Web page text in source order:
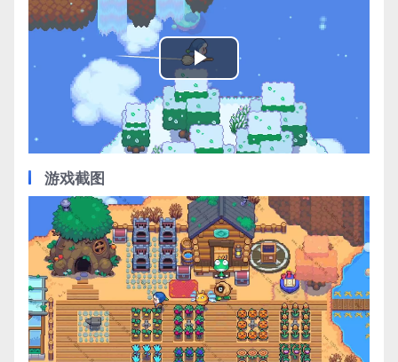
Play
Video
游戏截图